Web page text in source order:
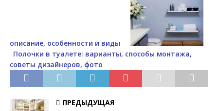
описание, особенности и виды
Полочки в туалете: варианты, способы монтажа,
советы дизайнеров, фото
ПРЕДЫДУЩАЯ